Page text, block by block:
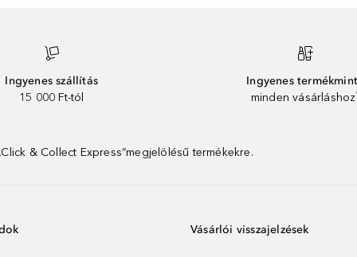
Ingyenes szállítás
15 000 Ft-tól
Ingyenes
minden
& Collect Express”megjelölésű termékekre.
Vásárlói visszajelzések